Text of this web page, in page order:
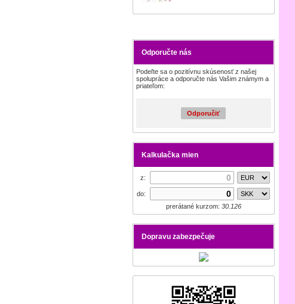
Odporučte nás
Podeľte sa o pozitívnu skúsenosť z našej
spolupráce a odporučte nás Vašim známym a
priateľom:
Odporučiť
Kalkulačka mien
z:
do:
prerátané kurzom: 30.126
Dopravu zabezpečuje